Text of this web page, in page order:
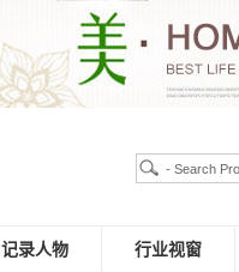
记录人物 行业视窗